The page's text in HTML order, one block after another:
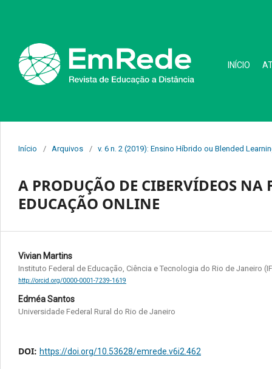
INÍCIO
Início / Arquivos / v. 6 n. 2 (2019): Ensino Híbrido ou Blended
A PRODUÇÃO DE CIBERVÍDEOS NA
EDUCAÇÃO ONLINE
Vivian Martins
Instituto Federal de Educação, Ciência e Tecnologia do Rio de Janeiro
http://orcid.org/0000-0001-7239-1619
Edméa Santos
Universidade Federal Rural do Rio de Janeiro
DOI: https://doi.org/10.53628/emrede.v6i2.462